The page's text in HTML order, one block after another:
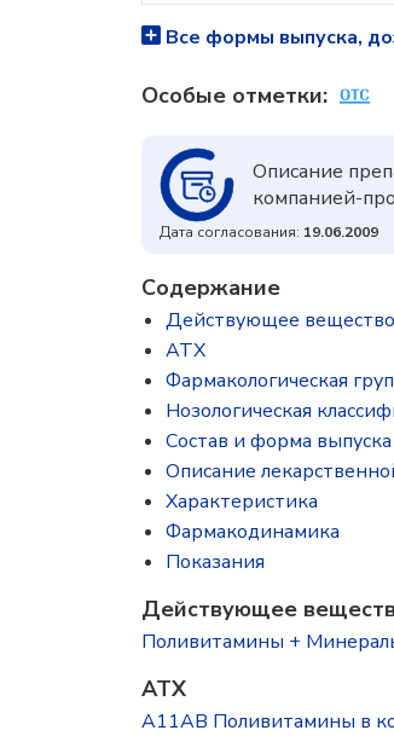
Все формы выпуска,
Особые отметки:
Описание
компанией-
Дата согласования: 19.06.2009
Содержание
Действующее вещество
ATX
Фармакологическая
Нозологическая
Состав и форма выпускa
Описание
Характеристика
Фармакодинамика
Показания
Действующее
Поливитамины +
ATX
A11AB Поливитамины в